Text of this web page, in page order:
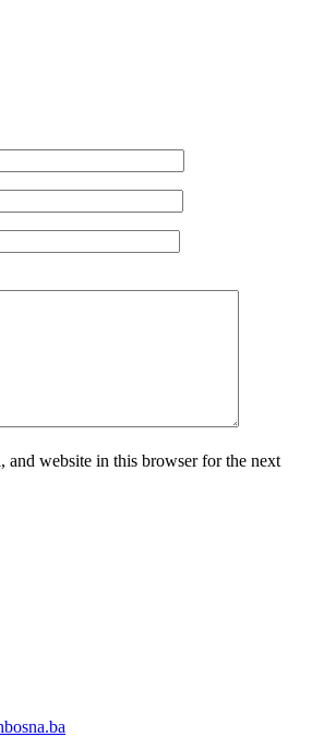
and website in this browser for the next